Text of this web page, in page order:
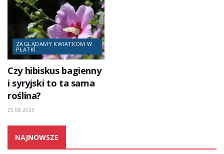
ZAGLĄDAMY KWIATKOM W
PŁATKI
Czy hibiskus bagienny
i syryjski to ta sama
roślina?
25.08.2025
NAJNOWSZE